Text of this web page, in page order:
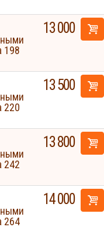
198
13 000
220
13 500
242
13 800
264
14 000